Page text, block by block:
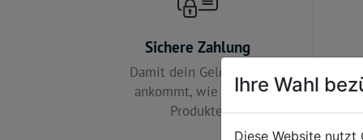
Sichere Zahlung
Damit dein Geld so gut
ankommt, wie unsere
Produkte.
Ihre Wahl
Diese Website